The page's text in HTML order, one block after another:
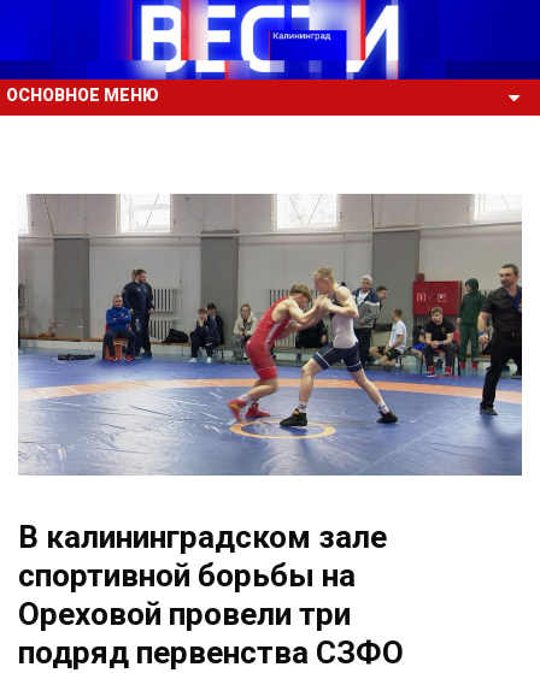
ОСНОВНОЕ МЕНЮ
В калининградском зале
спортивной борьбы на
Ореховой провели три
подряд первенства СЗФО